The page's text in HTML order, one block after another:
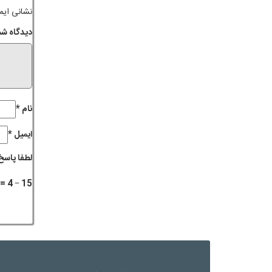
نشانی
دیدگاه
نام*
ایمیل*
لطفا
15 − 4 =